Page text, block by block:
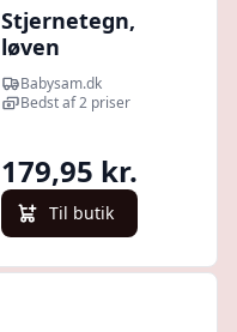
Stjernetegn,
løven
Babysam.dk
Bedst af 2 priser
179,95 kr.
Til butik